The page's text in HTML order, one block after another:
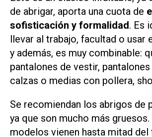
de abrigar, aporta una cuota de
sofisticación y formalidad. Es
llevar al trabajo, facultad o usar
y además, es muy combinable:
pantalones de vestir, pantalones
calzas o medias con pollera,
Se recomiendan los abrigos de
ya que son mucho más
modelos vienen hasta mitad del